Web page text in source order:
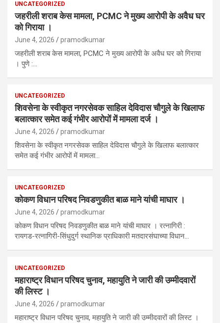
UNCATEGORIZED
जहरीली शराब केस मामला, PCMC ने मुख्य आरोपी के अवैध घर
को गिराया ।
June 4, 2026 pramodkumar
जहरीली शराब केस मामला, PCMC ने मुख्य आरोपी के अवैध घर को गिराया
। पुणे :…
UNCATEGORIZED
शिवसेना के स्वीकृत नगरसेवक साहिल देविदास चौगुले के खिलाफ
बलात्कार समेत कई गंभीर आरोपों में मामला दर्ज ।
June 4, 2026 pramodkumar
शिवसेना के स्वीकृत नगरसेवक साहिल देविदास चौगुले के खिलाफ बलात्कार
समेत कई गंभीर आरोपों में मामला…
UNCATEGORIZED
कोकण विधान परिषद निवडणुकीत बाळ माने यांची माघार ।
June 4, 2026 pramodkumar
कोकण विधान परिषद निवडणुकीत बाळ माने यांची माघार । रत्नागिरी :
रायगड-रत्नागिरी-सिंधुदुर्ग स्थानिक प्राधिकारी मतदारसंघाच्या विधान…
UNCATEGORIZED
महाराष्ट्र विधान परिषद चुनाव, महायुति ने जारी की उम्मीदवारों
की लिस्ट ।
June 4, 2026 pramodkumar
महाराष्ट्र विधान परिषद चुनाव, महायुति ने जारी की उम्मीदवारों की लिस्ट ।